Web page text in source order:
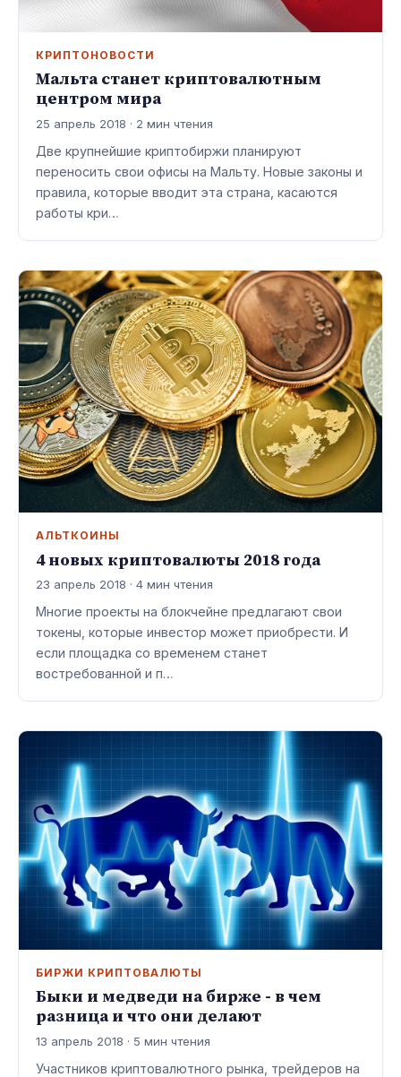
КРИПТОНОВОСТИ
Мальта станет криптовалютным
центром мира
25 апрель 2018 · 2 мин чтения
Две крупнейшие криптобиржи планируют
переносить свои офисы на Мальту. Новые законы и
правила, которые вводит эта страна, касаются
работы кри…
АЛЬТКОИНЫ
4 новых криптовалюты 2018 года
23 апрель 2018 · 4 мин чтения
Многие проекты на блокчейне предлагают свои
токены, которые инвестор может приобрести. И
если площадка со временем станет
востребованной и п…
БИРЖИ КРИПТОВАЛЮТЫ
Быки и медведи на бирже - в чем
разница и что они делают
13 апрель 2018 · 5 мин чтения
Участников криптовалютного рынка, трейдеров на